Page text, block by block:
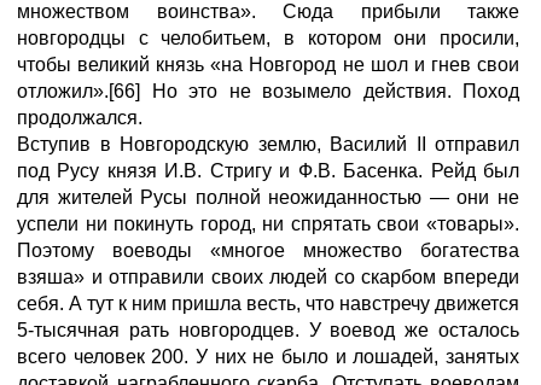
множеством воинства». Сюда прибыли также
новгородцы с челобитьем, в котором они просили,
чтобы великий князь «на Новгород не шол и гнев свои
отложил».[66] Но это не возымело действия. Поход
продолжался.
Вступив в Новгородскую землю, Василий II отправил
под Русу князя И.В. Стригу и Ф.В. Басенка. Рейд был
для жителей Русы полной неожиданностью — они не
успели ни покинуть город, ни спрятать свои «товары».
Поэтому воеводы «многое множество богатества
взяша» и отправили своих людей со скарбом впереди
себя. А тут к ним пришла весть, что навстречу движется
5-тысячная рать новгородцев. У воевод же осталось
всего человек 200. У них не было и лошадей, занятых